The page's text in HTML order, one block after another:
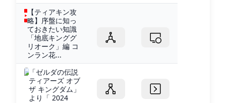
【ティアキン攻
略】序盤に知っ
ておきたい知識
「地底キンググ
リオーク」編 コ
ンラン花...
「ゼルダの伝説
ティアーズ オブ
ザ キングダム」
より「 2024